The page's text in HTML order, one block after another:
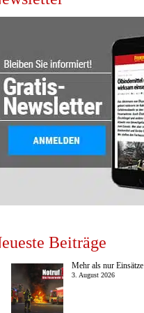
Beiträge
Mehr als nur Einsätze
3. August 2026